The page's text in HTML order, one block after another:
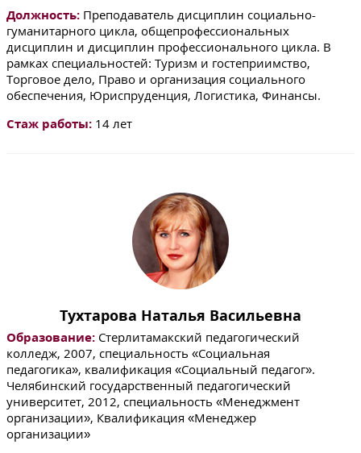
Должность: Преподаватель дисциплин социально-
гуманитарного цикла, общепрофессиональных
дисциплин и дисциплин профессионального цикла. В
рамках специальностей: Туризм и гостеприимство,
Торговое дело, Право и организация социального
обеспечения, Юриспруденция, Логистика, Финансы.
Стаж работы: 14 лет
Тухтарова Наталья Васильевна
Образование: Стерлитамакский педагогический
колледж, 2007, специальность «Социальная
педагогика», квалификация «Социальный педагог».
Челябинский государственный педагогический
университет, 2012, специальность «Менеджмент
организации», Квалификация «Менеджер
организации»